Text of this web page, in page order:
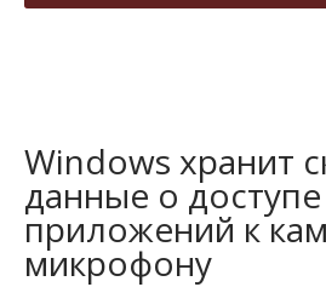
Windows хранит
данные о доступе
приложений к
микрофону